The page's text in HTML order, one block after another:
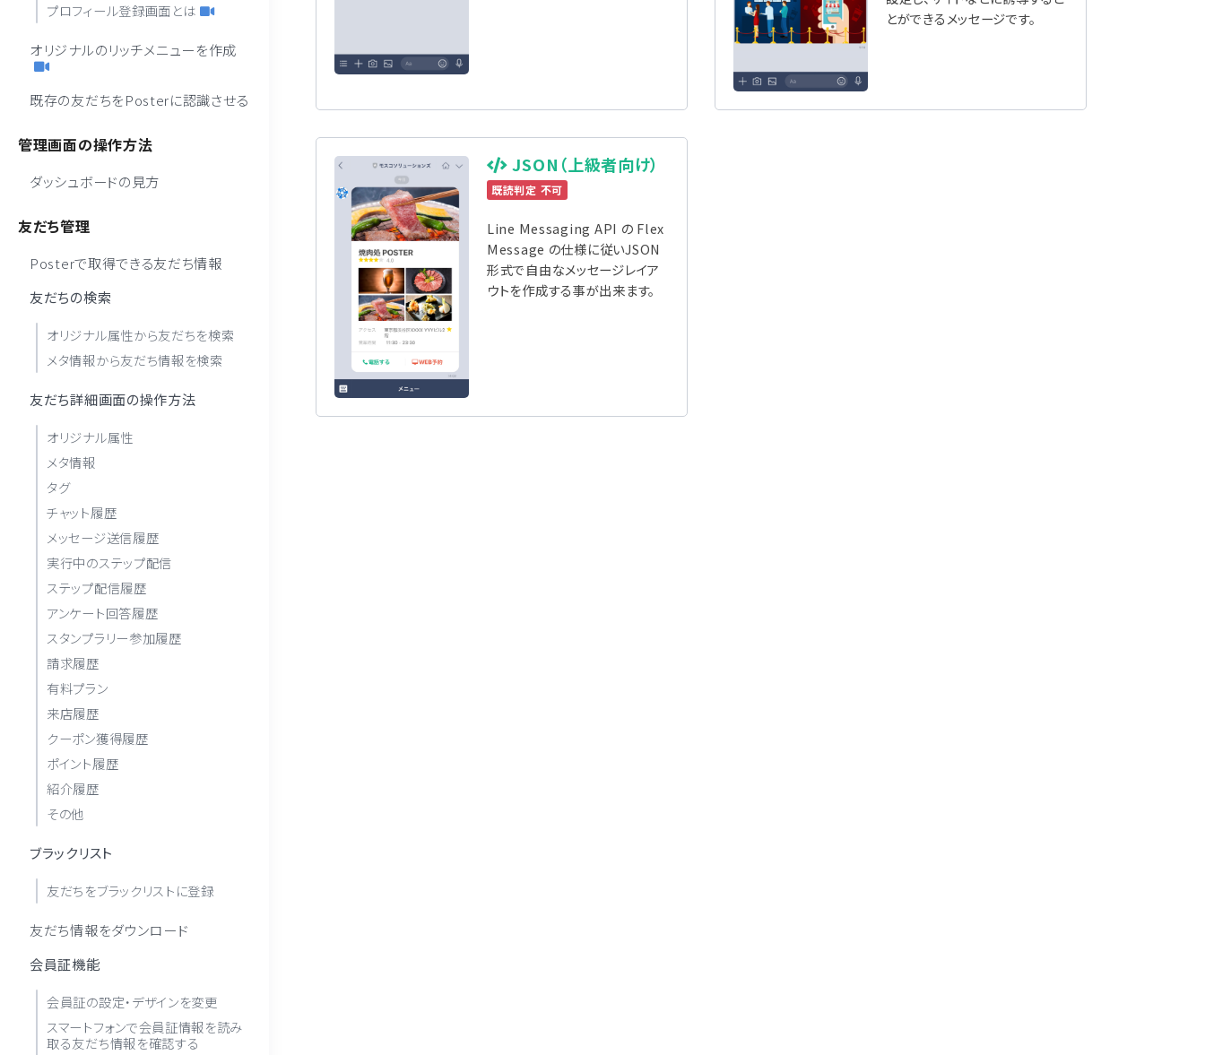
プロフィール登録画面とは
オリジナルのリッチメニューを作成
既存の友だちをPosterに認識させる
管理画面の操作方法
ダッシュボードの見方
友だち管理
Posterで取得できる友だち情報
友だちの検索
オリジナル属性から友だちを検索
メタ情報から友だち情報を検索
友だち詳細画面の操作方法
オリジナル属性
メタ情報
タグ
チャット履歴
メッセージ送信履歴
実行中のステップ配信
ステップ配信履歴
アンケート回答履歴
スタンプラリー参加履歴
請求履歴
有料プラン
来店履歴
クーポン獲得履歴
ポイント履歴
紹介履歴
その他
ブラックリスト
友だちをブラックリストに登録
友だち情報をダウンロード
会員証機能
会員証の設定・デザインを変更
スマートフォンで会員証情報を読み
取る友だち情報を確認する
とができるメッセージです。
JSON（上級者向け）
既読判定 不可
Line Messaging API の Flex
Message の仕様に従いJSON
形式で自由なメッセージレイア
ウトを作成する事が出来ます。